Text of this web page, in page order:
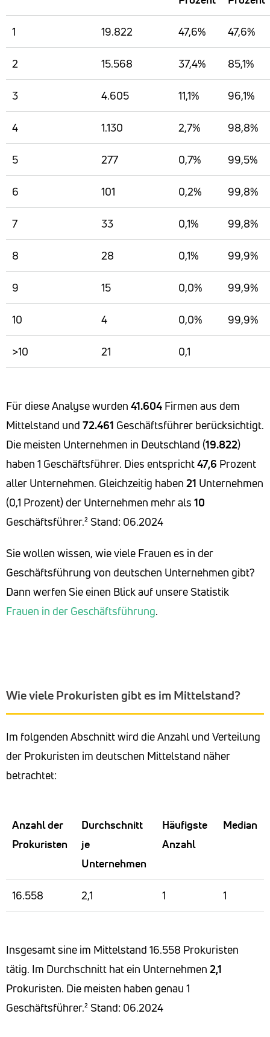
1 19.822 47,6% 47,6%
2 15.568 37,4% 85,1%
3 4.605 11,1% 96,1%
4 1.130 2,7% 98,8%
5 277 0,7% 99,5%
6 101 0,2% 99,8%
7 33 0,1% 99,8%
8 28 0,1% 99,9%
9 15 0,0% 99,9%
10 4 0,0% 99,9%
>10 21 0,1
Für diese Analyse wurden 41.604 Firmen aus dem
Mittelstand und 72.461 Geschäftsführer berücksichtigt.
Die meisten Unternehmen in Deutschland (19.822)
haben 1 Geschäftsführer. Dies entspricht47,6 Prozent
aller Unternehmen. Gleichzeitig haben 21 Unternehmen
(0,1 Prozent) der Unternehmen mehr als 10
Geschäftsführer.² Stand: 06.2024
Sie wollen wissen, wie viele Frauen es in der
Geschäftsführung von deutschen Unternehmen gibt?
Dann werfen Sie einen Blick auf unsere Statistik
Frauen in der Geschäftsführung.
Wie viele Prokuristen gibt es im Mittelstand?
Im folgenden Abschnitt wird die Anzahl und Verteilung
der Prokuristen im deutschen Mittelstand näher
betrachtet:
Anzahl der
Prokuristen
Durchschnitt
je
Unternehmen
Häufigste
Anzahl
Median
16.558 2,1 1 1
Insgesamt sine im Mittelstand 16.558 Prokuristen
tätig. Im Durchschnitt hat ein Unternehmen 2,1
Prokuristen. Die meisten haben genau 1
Geschäftsführer.² Stand: 06.2024